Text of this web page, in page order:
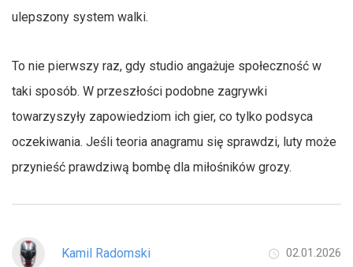
ulepszony system walki.
To nie pierwszy raz, gdy studio angażuje społeczność w
taki sposób. W przeszłości podobne zagrywki
towarzyszyły zapowiedziom ich gier, co tylko podsyca
oczekiwania. Jeśli teoria anagramu się sprawdzi, luty może
przynieść prawdziwą bombę dla miłośników grozy.
Kamil Radomski 02.01.2026